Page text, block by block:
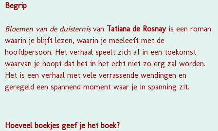
Begrip
Bloemen van de duisternis van Tatiana de Rosnay is een roman
waarin je blijft lezen, waarin je meeleeft met de
hoofdpersoon. Het verhaal speelt zich af in een toekomst
waarvan je hoopt dat het in het echt niet zo erg zal worden.
Het is een verhaal met vele verrassende wendingen en
geregeld een spannend moment waar je in spanning zit.
Hoeveel boekjes geef je het boek?